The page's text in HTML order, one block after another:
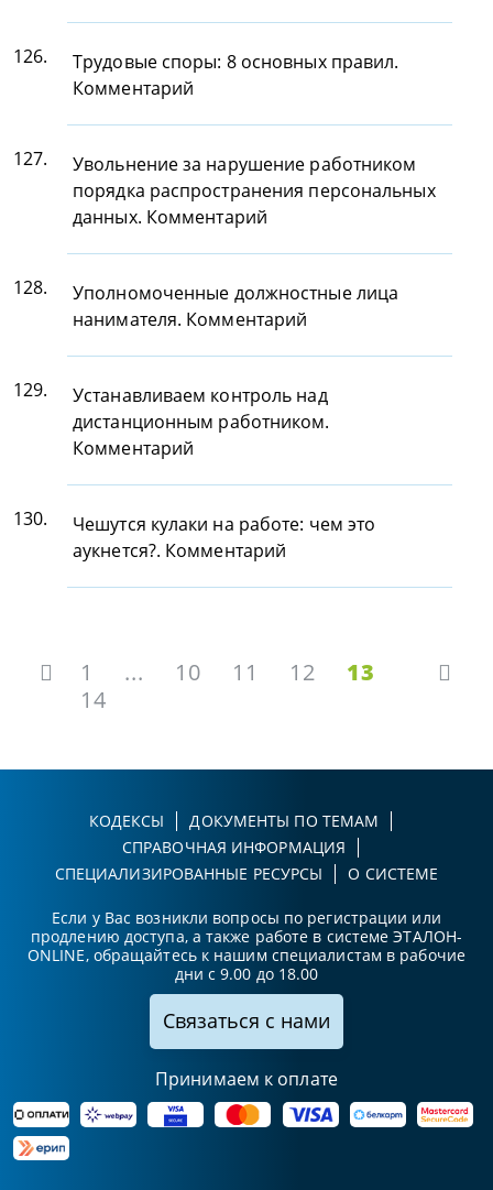
126.
Трудовые споры: 8 основных правил.
Комментарий
127.
Увольнение за нарушение работником
порядка распространения персональных
данных. Комментарий
128.
Уполномоченные должностные лица
нанимателя. Комментарий
129.
Устанавливаем контроль над
дистанционным работником.
Комментарий
130.
Чешутся кулаки на работе: чем это
аукнется?. Комментарий
1 ... 10 11 12
13
14
КОДЕКСЫ
ДОКУМЕНТЫ ПО ТЕМАМ
СПРАВОЧНАЯ ИНФОРМАЦИЯ
СПЕЦИАЛИЗИРОВАННЫЕ РЕСУРСЫ
О СИСТЕМЕ
Если у Вас возникли вопросы по регистрации или
продлению доступа, а также работе в системе ЭТАЛОН-
ONLINE, обращайтесь к нашим специалистам в рабочие
дни с 9.00 до 18.00
Связаться с нами
Принимаем к оплате